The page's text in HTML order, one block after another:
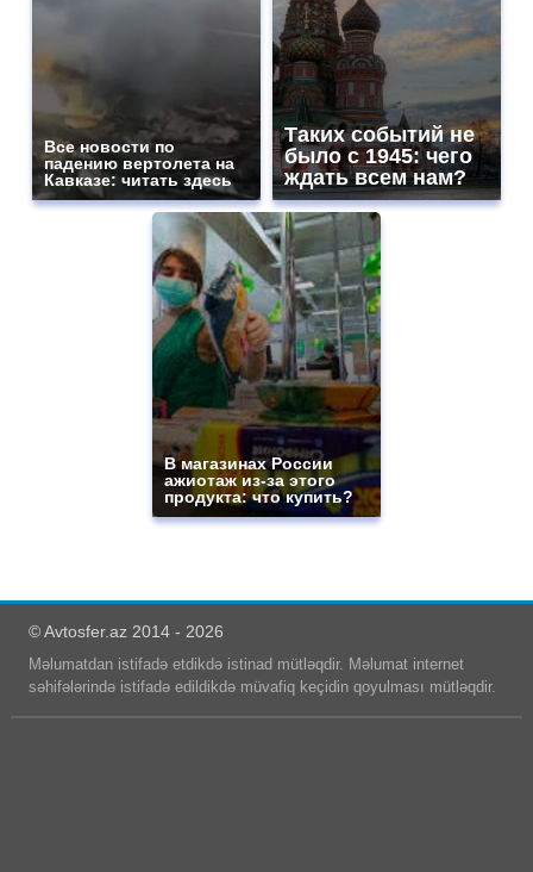
Все новости по
падению вертолета на
Кавказе: читать здесь
Таких событий не
было с 1945: чего
ждать всем нам?
В магазинах России
ажиотаж из-за этого
продукта: что купить?
© Avtosfer.az 2014 - 2026
Məlumatdan istifadə etdikdə istinad mütləqdir. Məlumat internet
səhifələrində istifadə edildikdə müvafiq keçidin qoyulması mütləqdir.